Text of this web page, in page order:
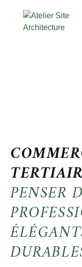
PENSER